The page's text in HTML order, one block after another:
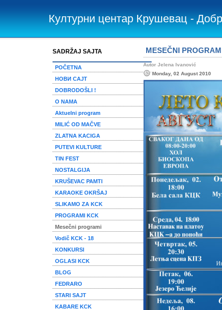
Културни центар Крушевац -
SADRŽAJ SAJTA
POČETNA
НОВИ САЈТ
DOBRODOŠLI !
O NAMA
Aktuelni program
MILIĆ OD MAČVE
ZLATNA KACIGA
PUTEVI KULTURE
TIN FEST
NOSTALGIJA
KRUŠEVAC PAMTI
KARAOKE OKRŠAJ
SLIKAMO ZA KCK
PROGRAMI KCK
Mesečni programi
Vodič KCK - 18
KONKURSI
OGLASI KCK
BLOG
FEDRARO
STARI SAJT
KABARE KCK
MESEČNI
Autor Jelena Ivanović
Monday, 02 August 2010